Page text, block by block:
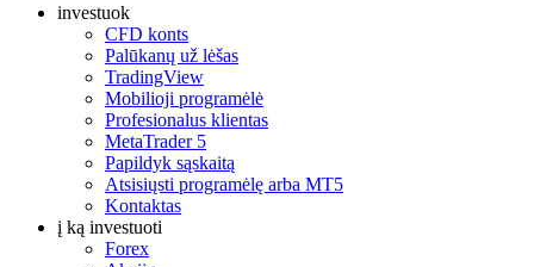
investuok
CFD konts
Palūkanų už lėšas
TradingView
Mobilioji programėlė
Profesionalus klientas
MetaTrader 5
Papildyk sąskaitą
Atsisiųsti programėlę arba MT5
Kontaktas
į ką investuoti
Forex